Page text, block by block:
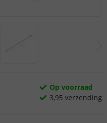
Op voorraad
3,95 verzending